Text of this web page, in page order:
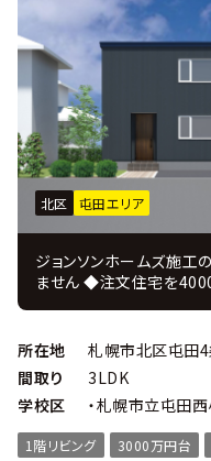
北区 屯田エリア
ジョンソンホームズ施
ません ◆注文住宅を
販売・アフターまで自社
ローも充実！ □解体更地
着工可能です。 □前面道
出し入れもスムーズです
い物が驚くほど楽になり
お子様の遊び場が身近に
所在地
札幌市北区屯田
間取り
3LDK
学校区
1階リビング 3000万円台